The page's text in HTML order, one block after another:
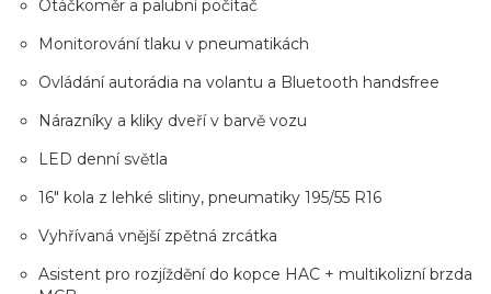
Otáčkoměr a palubní počítač
Monitorování tlaku v pneumatikách
Ovládání autorádia na volantu a Bluetooth handsfree
Nárazníky a kliky dveří v barvě vozu
LED denní světla
16" kola z lehké slitiny, pneumatiky 195/55 R16
Vyhřívaná vnější zpětná zrcátka
Asistent pro rozjíždění do kopce HAC + multikolizní brzda